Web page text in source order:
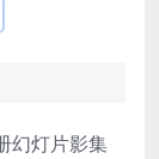
幻灯片影集